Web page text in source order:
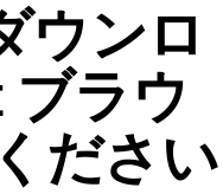
ウンロ
ラウ
ださい